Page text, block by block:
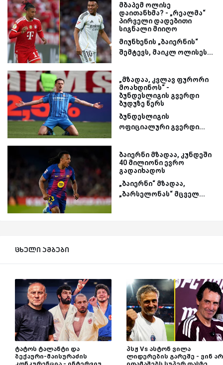
მბაპემ ოლისე
დაითანხმა? - „რეალმა“
პირველი დადებითი
სიგნალი მიიღო
მიუნხენის „ბაიერნის“
შემტევს, მაიკლ ოლისეს...
„მზადაა, კვლავ ფურორი
მოახდინოს“ -
ბუნდესლიგის გვერდი
ბუდუზე წერს
ბუნდესლიგის
ოფიციალური გვერდი...
ბაიერნი მზადაა, კუნდეში
40 მილიონი ევრო
გადაიხადოს
„ბაიერნი“ მზადაა,
„ბარსელონას“ მცველ...
ცხელი ამბები
ტატოს ტალანტი და
ბექაური-მაისურაძის
პსჟ Vs ასტონ ვილა
ლიდერების გარეშე - ვინ არ